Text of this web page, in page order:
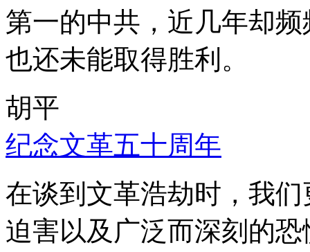
第一的中共，近几年却
也还未能取得胜利。
胡平
纪念文革五十周年
在谈到文革浩劫时，我
迫害以及广泛而深刻的